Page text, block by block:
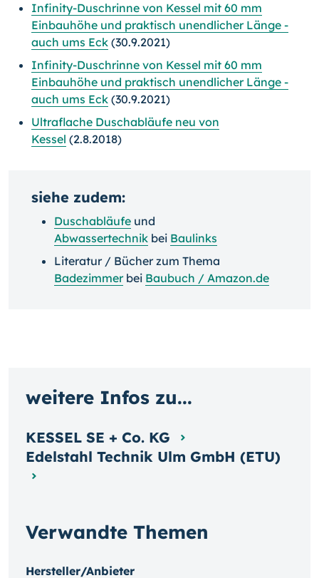
Infinity-Duschrinne von Kessel mit 60 mm
Einbauhöhe und praktisch unendlicher Länge -
auch ums Eck (30.9.2021)
Infinity-Duschrinne von Kessel mit 60 mm
Einbauhöhe und praktisch unendlicher Länge -
auch ums Eck (30.9.2021)
Ultraflache Duschabläufe neu von
Kessel (2.8.2018)
siehe zudem:
Duschabläufe und
Abwassertechnik bei Baulinks
Literatur / Bücher zum Thema
Badezimmerbei Baubuch / Amazon.de
Verwandte Themen
Hersteller/Anbieter
weitere Infos zu...
KESSEL SE + Co. KG
Edelstahl Technik Ulm GmbH (ETU)